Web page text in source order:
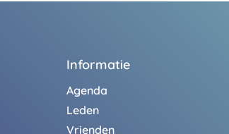
Informatie
Agenda
Leden
Vrienden